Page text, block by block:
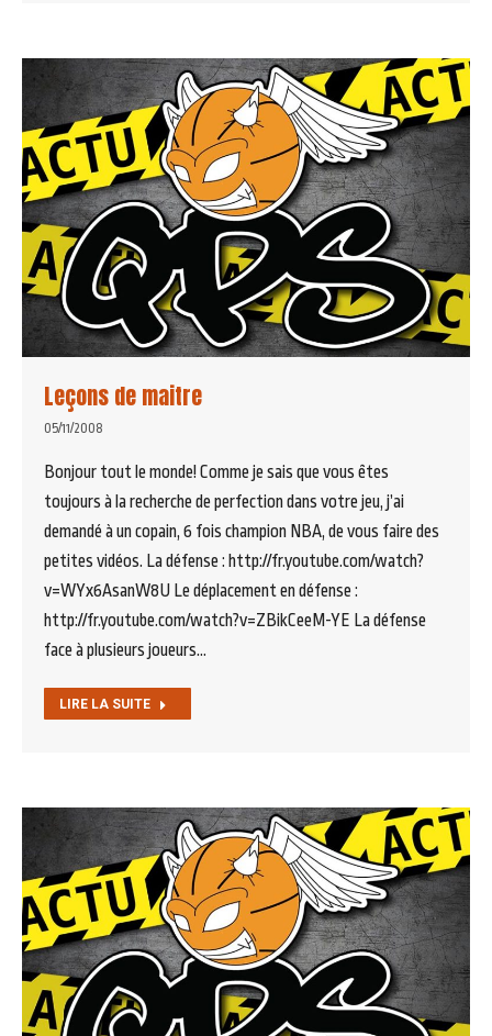
Leçons de maitre
05/11/2008
Bonjour tout le monde! Comme je sais que vous êtes
toujours à la recherche de perfection dans votre jeu, j’ai
demandé à un copain, 6 fois champion NBA, de vous faire des
petites vidéos. La défense : http://fr.youtube.com/watch?
v=WYx6AsanW8U Le déplacement en défense :
http://fr.youtube.com/watch?v=ZBikCeeM-YE La défense
face à plusieurs joueurs…
LIRE LA SUITE